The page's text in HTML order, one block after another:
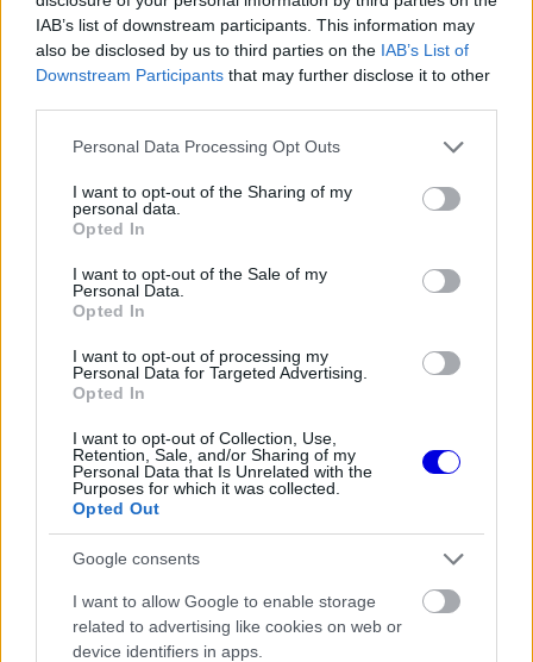
IAB’s list of downstream participants. This information may
also be disclosed by us to third parties on the IAB’s List of
Downstream Participants that may further disclose it to other
Please note that this website/app uses one or more Google
not limited to your visit or usage behaviour. You may click to
grant or deny consent to Google and its third-party tags to
use your data for below specified purposes in below Google
consent section.
Personal Data Processing Opt Outs
I want to opt-out of the Sharing of my
personal data.
Opted In
I want to opt-out of the Sale of my
Personal Data.
Opted In
I want to opt-out of processing my
Personal Data for Targeted Advertising.
Opted In
I want to opt-out of Collection, Use,
Retention, Sale, and/or Sharing of my
Personal Data that Is Unrelated with the
Purposes for which it was collected.
Opted Out
Google consents
I want to allow Google to enable storage
related to advertising like cookies on web or
device identifiers in apps.
nyolc kap pontokat, de a végeredmény nem
befolyásol semmi mást.
loading.
modal
window.
The media could not be loaded, either because
the server or network failed or because the format
Verstappen ugyanakkor kijelentette, ő ennek
ellenére sem lesz bevállalósabb. Ennek pedig az
az oka, hogy ha összetöri az autót egy
balesetben, akkor a csapatnak sokat kell költenie
a javításokra, a költségsapka idejében pedig
minden egyes dollárnak jelentősége lehet.